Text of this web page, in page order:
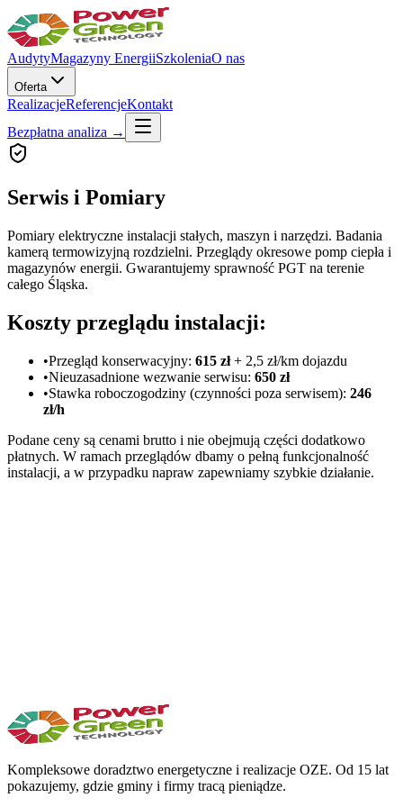
AudytyMagazyny EnergiiSzkoleniaO nas
Oferta
RealizacjeReferencjeKontakt
Bezpłatna analiza →
Serwis i Pomiary
Pomiary elektryczne instalacji stałych, maszyn i narzędzi. Badania
kamerą termowizyjną rozdzielni. Przeglądy okresowe pomp ciepła i
magazynów energii. Gwarantujemy sprawność PGT na terenie
całego Śląska.
Koszty przeglądu instalacji:
•Przegląd konserwacyjny: 615 zł+ 2,5 zł/km dojazdu
•Nieuzasadnione wezwanie serwisu: 650 zł
•Stawka roboczogodziny (czynności poza serwisem): 246
zł/h
Podane ceny są cenami brutto i nie obejmują części dodatkowo
płatnych. W ramach przeglądów dbamy o pełną funkcjonalność
instalacji, a w przypadku napraw zapewniamy szybkie działanie.
+48 605 615 596
Kompleksowe doradztwo energetyczne i realizacje OZE. Od 15 lat
pokazujemy, gdzie gminy i firmy tracą pieniądze.